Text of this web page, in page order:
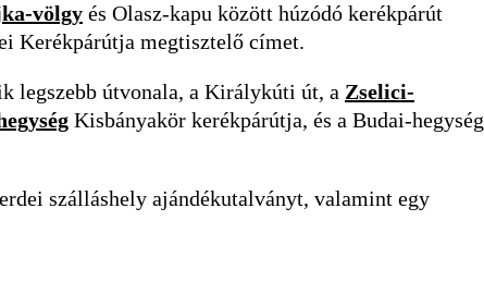
völgy és Olasz-kapu között húzódó kerékpárút
Kerékpárútja megtisztelő címet.
legszebb útvonala, a Királykúti út, a Zselici-
Kisbányakör kerékpárútja, és a Budai-hegység
szálláshely ajándékutalványt, valamint egy